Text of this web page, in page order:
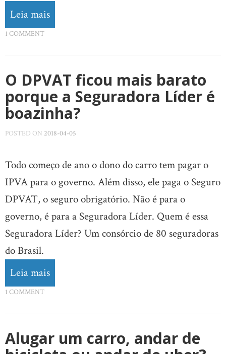
Leia mais
1 COMMENT
O DPVAT ficou mais barato
porque a Seguradora Líder é
boazinha?
POSTED ON 2018-04-05
Todo começo de ano o dono do carro tem pagar o
IPVA para o governo. Além disso, ele paga o Seguro
DPVAT, o seguro obrigatório. Não é para o
governo, é para a Seguradora Líder. Quem é essa
Seguradora Líder? Um consórcio de 80 seguradoras
do Brasil.
Leia mais
1 COMMENT
Alugar um carro, andar de